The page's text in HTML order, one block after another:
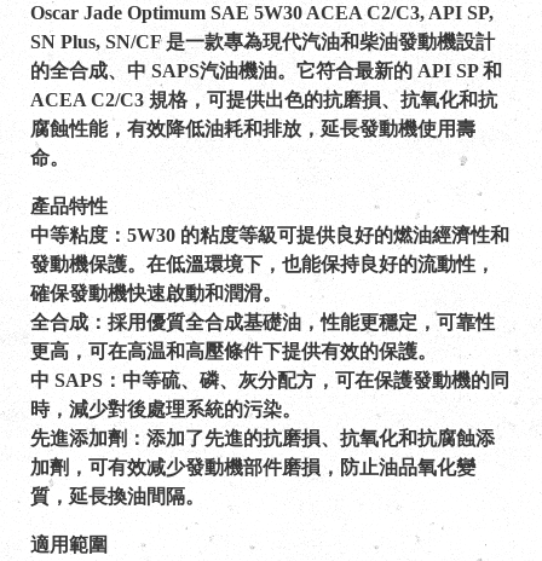
Oscar Jade Optimum SAE 5W30 ACEA C2/C3, API SP,
SN Plus, SN/CF 是一款專為現代汽油和柴油發動機設計
的全合成、中 SAPS汽油機油。它符合最新的 API SP 和
ACEA C2/C3 規格，可提供出色的抗磨損、抗氧化和抗
腐蝕性能，有效降低油耗和排放，延長發動機使用壽
命。
產品特性
中等粘度：5W30 的粘度等級可提供良好的燃油經濟性和
發動機保護。在低溫環境下，也能保持良好的流動性，
確保發動機快速啟動和潤滑。
全合成：採用優質全合成基礎油，性能更穩定，可靠性
更高，可在高温和高壓條件下提供有效的保護。
中 SAPS：中等硫、磷、灰分配方，可在保護發動機的同
時，減少對後處理系統的污染。
先進添加劑：添加了先進的抗磨損、抗氧化和抗腐蝕添
加劑，可有效减少發動機部件磨損，防止油品氧化變
質，延長換油間隔。
適用範圍